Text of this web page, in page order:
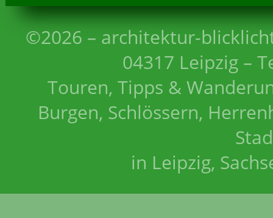
©2026 – architektur-
04317 Leipzig –
Touren, Tipps &
Burgen, Schlössern,
in Leipzig,